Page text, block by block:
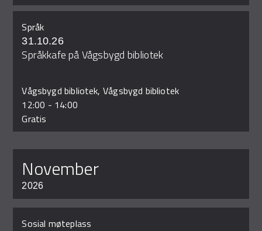
Språk
31.10.26
Språkkafe på Vågsbygd bibliotek
Vågsbygd bibliotek, Vågsbygd bibliotek
12:00 - 14:00
Gratis
november
2026
Sosial møteplass